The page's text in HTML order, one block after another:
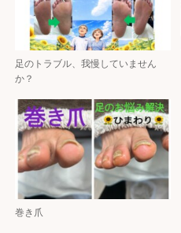
足のトラブル、我慢していません
か？
巻き爪